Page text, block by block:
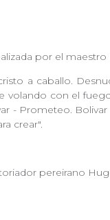
por el
a caballo.
con el
- Prometeo.
crear".
pereirano